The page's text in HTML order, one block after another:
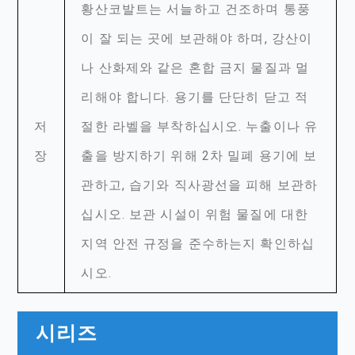
저
장
황산코발트는 서늘하고 건조하며 통풍
이 잘 되는 곳에 보관해야 하며, 강산이
나 산화제와 같은 혼합 금지 물질과 멀
리해야 합니다. 용기를 단단히 닫고 적
절한 라벨을 부착하십시오. 누출이나 유
출을 방지하기 위해 2차 밀폐 용기에 보
관하고, 습기와 직사광선을 피해 보관하
십시오. 보관 시설이 위험 물질에 대한
지역 안전 규정을 준수하는지 확인하십
시오.
시리즈